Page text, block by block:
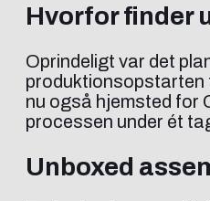
Hvorfor finder
Oprindeligt var det
produktionsopstarten
nu også hjemsted for
processen under ét
Unboxed